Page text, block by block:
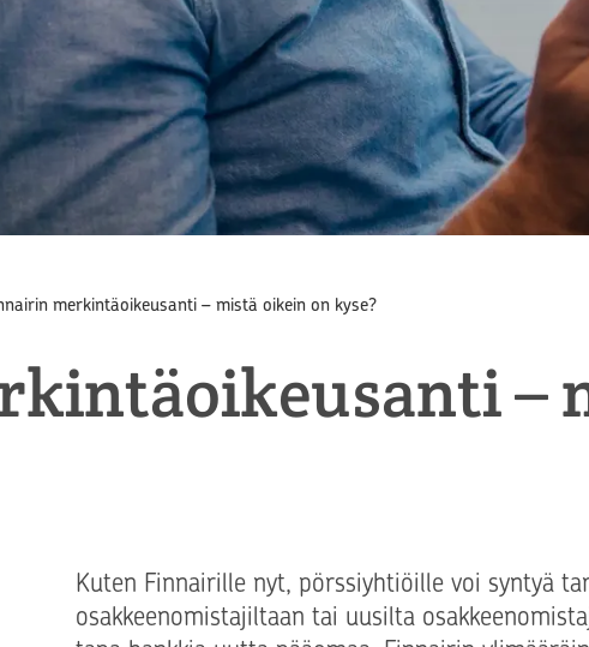
merkintäoikeusanti – mistä oikein on kyse?
–
Kuten Finnairille nyt, pörssiyhtiöille voi syntyä
osakkeenomistajiltaan tai uusilta